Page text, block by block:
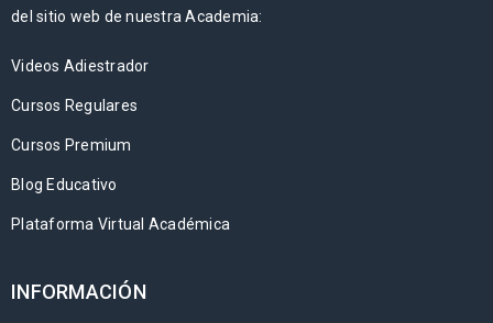
del sitio web de nuestra Academia:
Videos Adiestrador
Cursos Regulares
Cursos Premium
Blog Educativo
Plataforma Virtual Académica
INFORMACIÓN